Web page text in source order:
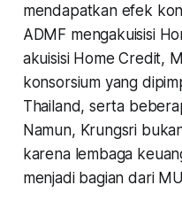
mendapatkan efek
ADMF mengakuisisi
akuisisi Home Credit,
konsorsium yang
Thailand, serta
Namun, Krungsri
karena lembaga
menjadi bagian dari